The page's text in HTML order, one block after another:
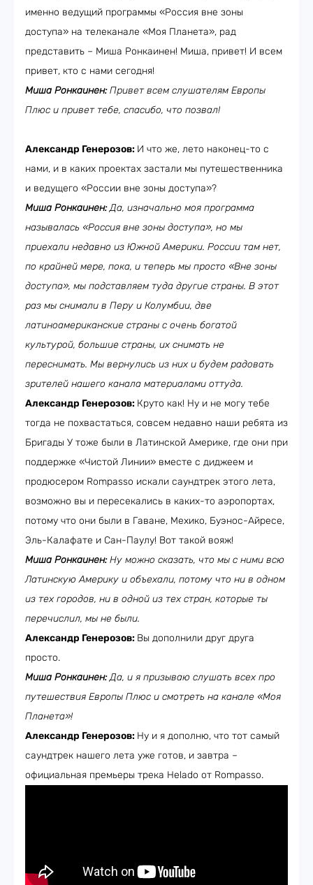
именно ведущий программы «Россия вне зоны
доступа» на телеканале «Моя Планета», рад
представить – Миша Ронкаинен! Миша, привет! И всем
привет, кто с нами сегодня!
Миша Ронкаинен:Привет всем слушателям Европы
Плюс и привет тебе, спасибо, что позвал!
Александр Генерозов: И что же, лето наконец-то с
нами, и в каких проектах застали мы путешественника
и ведущего «России вне зоны доступа»?
Миша Ронкаинен:Да, изначально моя программа
называлась «Россия вне зоны доступа», но мы
приехали недавно из Южной Америки. России там нет,
по крайней мере, пока, и теперь мы просто «Вне зоны
доступа», мы подставляем туда другие страны. В этот
раз мы снимали в Перу и Колумбии, две
латиноамериканские страны с очень богатой
культурой, большие страны, их снимать не
переснимать. Мы вернулись из них и будем радовать
зрителей нашего канала материалами оттуда.
Александр Генерозов: Круто как! Ну и не могу тебе
тогда не похвастаться, совсем недавно наши ребята из
Бригады У тоже были в Латинской Америке, где они при
поддержке «Чистой Линии» вместе с диджеем и
продюсером Rompasso искали саундтрек этого лета,
возможно вы и пересекались в каких-то аэропортах,
потому что они были в Гаване, Мехико, Буэнос-Айресе,
Эль-Калафате и Сан-Паулу! Вот такой вояж!
Миша Ронкаинен:Ну можно сказать, что мы с ними всю
Латинскую Америку и объехали, потому что ни в одном
из тех городов, ни в одной из тех стран, которые ты
перечислил, мы не были.
Александр Генерозов: Вы дополнили друг друга
просто.
Миша Ронкаинен:Да, и я призываю слушать всех про
путешествия Европы Плюс и смотреть на канале «Моя
Планета»!
Александр Генерозов: Ну и я дополню, что тот самый
саундтрек нашего лета уже готов, и завтра –
официальная премьеры трека Helado от Rompasso.